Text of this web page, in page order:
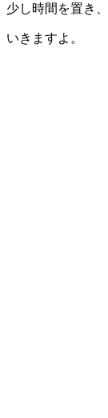
少し時間を置き
いきますよ。